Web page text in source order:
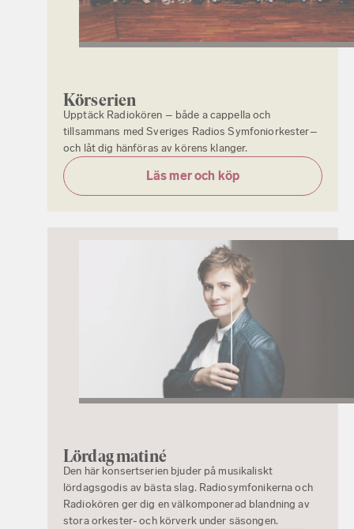
Körserien
Upptäck Radiokören – både a cappella och
tillsammans med Sveriges Radios Symfoniorkester–
och låt dig hänföras av körens klanger.
Läs mer och köp
Lördag matiné
Den här konsertserien bjuder på musikaliskt
lördagsgodis av bästa slag. Radiosymfonikerna och
Radiokören ger dig en välkomponerad blandning av
stora orkester- och körverk under säsongen.